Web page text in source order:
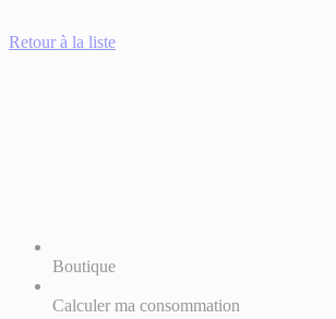
Retour à la liste
Boutique
Calculer ma consommation